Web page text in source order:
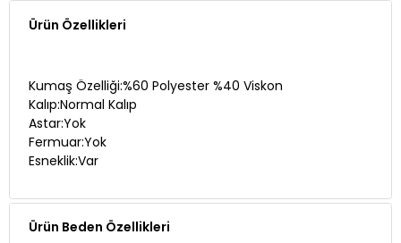
Ürün Özellikleri
Kumaş Özelliği:%60 Polyester %40 Viskon
Kalıp:Normal Kalıp
Astar:Yok
Fermuar:Yok
Esneklik:Var
Ürün Beden Özellikleri